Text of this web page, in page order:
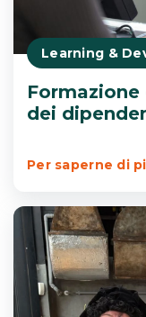
Learning &
dei
Per saperne di